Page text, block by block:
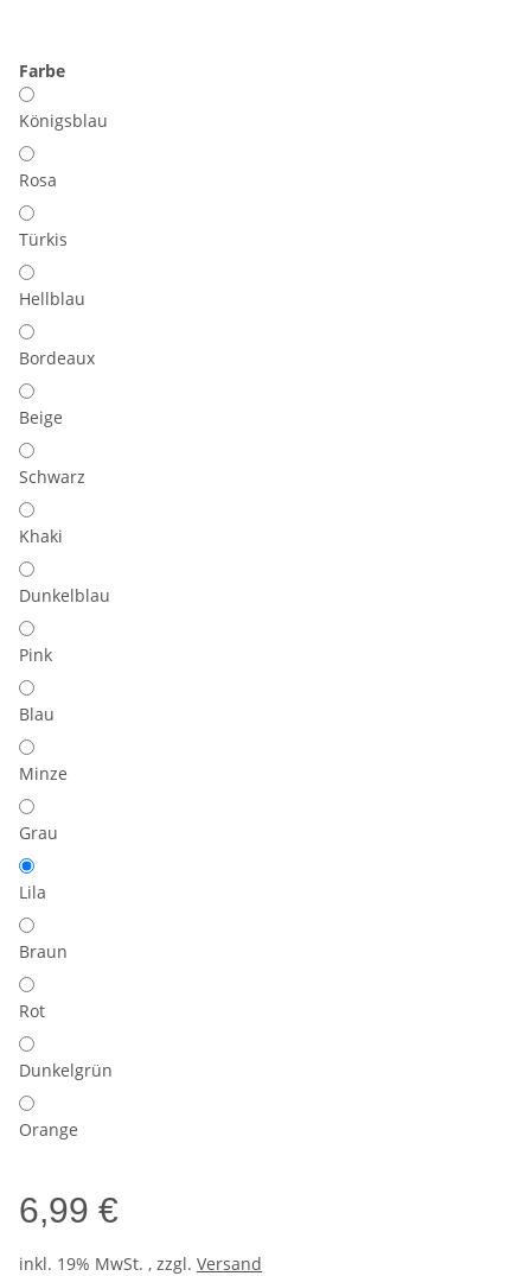
Farbe
Königsblau
Rosa
Türkis
Hellblau
Bordeaux
Beige
Schwarz
Khaki
Dunkelblau
Pink
Blau
Minze
Grau
Lila
Braun
Rot
Dunkelgrün
Orange
6,99 €
inkl. 19% MwSt. , zzgl. Versand